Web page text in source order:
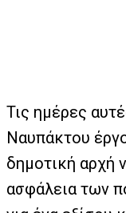
Τις ημέρες
Ναυπάκτου
δημοτική αρχή
ασφάλεια των